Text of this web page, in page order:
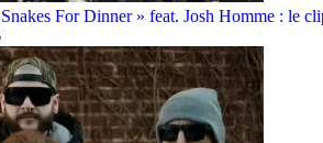
For Dinner » feat. Josh Homme : le